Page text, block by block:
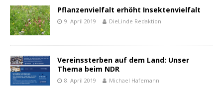
Pflanzenvielfalt erhöht Insektenvielfalt
9. April 2019 DieLinde Redaktion
Vereinssterben auf dem Land: Unser
Thema beim NDR
8. April 2019 Michael Hafemann